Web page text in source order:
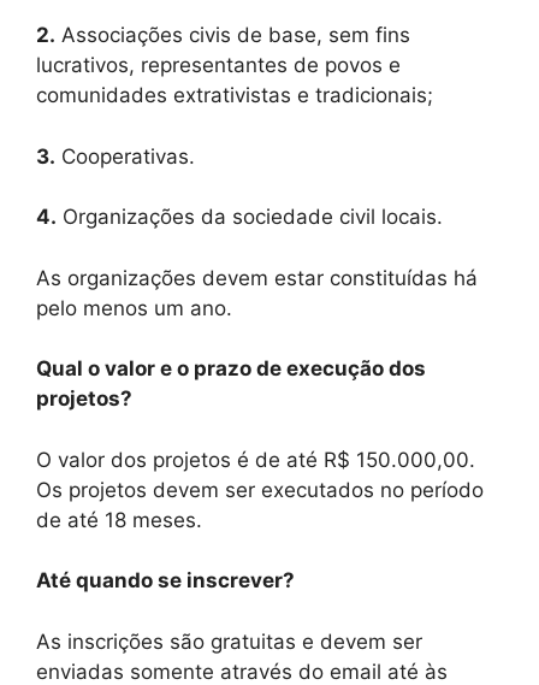
2. Associações civis de base, sem fins
lucrativos, representantes de povos e
comunidades extrativistas e tradicionais;
3. Cooperativas.
4. Organizações da sociedade civil locais.
As organizações devem estar constituídas há
pelo menos um ano.
Qual o valor e o prazo de execução dos
projetos?
O valor dos projetos é de até R$ 150.000,00.
Os projetos devem ser executados no período
de até 18 meses.
Até quando se inscrever?
As inscrições são gratuitas e devem ser
enviadas somente através do email até às